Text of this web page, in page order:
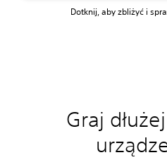
Dotknij, aby zbliżyć i
Graj